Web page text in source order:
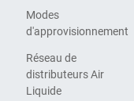
Modes
d'approvisionnement
Réseau de
distributeurs Air
Liquide